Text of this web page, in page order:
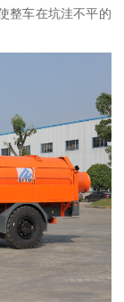
整车在坑洼不平的